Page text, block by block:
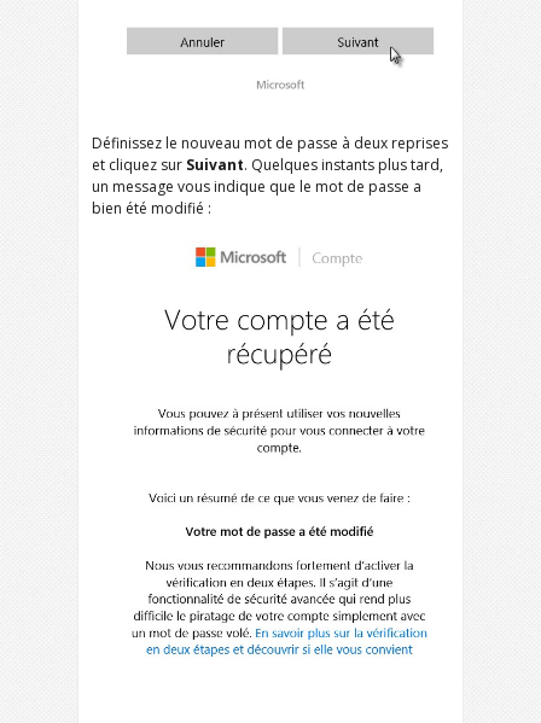
Définissez le nouveau mot de passe à deux reprises
et cliquez sur Suivant. Quelques instants plus tard,
un message vous indique que le mot de passe a
bien été modifié :